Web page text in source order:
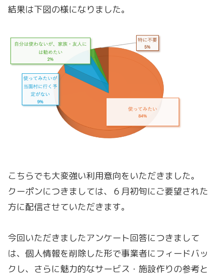
結果は下図の様になりました。
こちらでも大変強い利用意向をいただきました。
クーポンにつきましては、６月初旬にご要望された
方に配信させていただきます。
今回いただきましたアンケート回答につきまして
は、個人情報を削除した形で事業者にフィードバッ
クし、さらに魅力的なサービス・施設作りの参考と